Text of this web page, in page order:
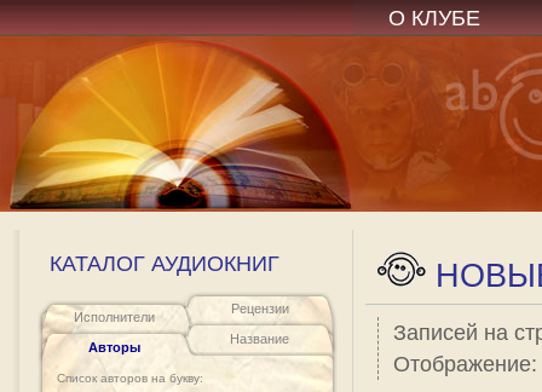
О КЛУБЕ
КАТАЛОГ АУДИОКНИГ
Исполнители
Авторы
Рецензии
Название
Список авторов на букву:
Записей на
Отображение: